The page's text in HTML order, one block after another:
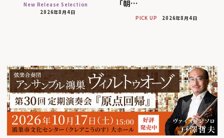
New Release Selection
2026年8月4日
「朝…
PICK UP 2026年8月4日